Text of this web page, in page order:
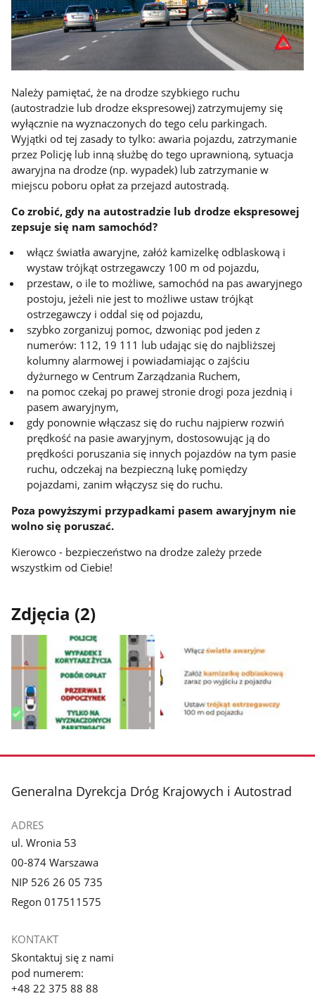
Należy pamiętać, że na drodze szybkiego ruchu
(autostradzie lub drodze ekspresowej) zatrzymujemy się
wyłącznie na wyznaczonych do tego celu parkingach.
Wyjątki od tej zasady to tylko: awaria pojazdu, zatrzymanie
przez Policję lub inną służbę do tego uprawnioną, sytuacja
awaryjna na drodze (np. wypadek) lub zatrzymanie w
miejscu poboru opłat za przejazd autostradą.
Co zrobić, gdy na autostradzie lub drodze ekspresowej
zepsuje się nam samochód?
włącz światła awaryjne, załóż kamizelkę odblaskową i
wystaw trójkąt ostrzegawczy 100 m od pojazdu,
przestaw, o ile to możliwe, samochód na pas awaryjnego
postoju, jeżeli nie jest to możliwe ustaw trójkąt
ostrzegawczy i oddal się od pojazdu,
szybko zorganizuj pomoc, dzwoniąc pod jeden z
numerów: 112, 19 111 lub udając się do najbliższej
kolumny alarmowej i powiadamiając o zajściu
dyżurnego w Centrum Zarządzania Ruchem,
na pomoc czekaj po prawej stronie drogi poza jezdnią i
pasem awaryjnym,
gdy ponownie włączasz się do ruchu najpierw rozwiń
prędkość na pasie awaryjnym, dostosowując ją do
prędkości poruszania się innych pojazdów na tym pasie
ruchu, odczekaj na bezpieczną lukę pomiędzy
pojazdami, zanim włączysz się do ruchu.
Poza powyższymi przypadkami pasem awaryjnym nie
wolno się poruszać.
Kierowco - bezpieczeństwo na drodze zależy przede
wszystkim od Ciebie!
Zdjęcia (2)
zdjęcie
galerii.
zdjęcie
galerii.
stopka
Generalna Dyrekcja Dróg Krajowych i Autostrad
ADRES
ul. Wronia 53
00-874 Warszawa
NIP 526 26 05 735
Regon 017511575
KONTAKT
Skontaktuj się z nami
pod numerem:
+48 22 375 88 88